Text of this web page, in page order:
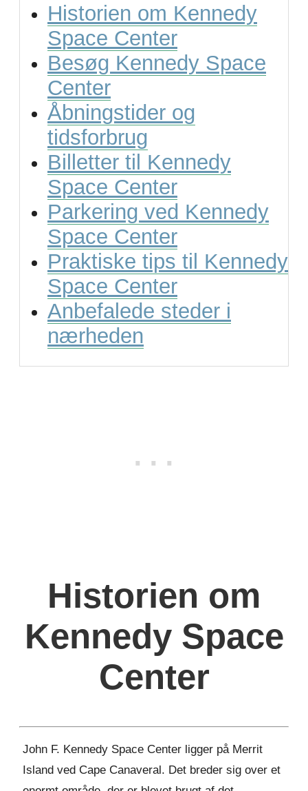
Historien om Kennedy
Space Center
Besøg Kennedy Space
Center
Åbningstider og
tidsforbrug
Billetter til Kennedy
Space Center
Parkering ved Kennedy
Space Center
Praktiske tips til Kennedy
Space Center
Anbefalede steder i
nærheden
Historien om
Kennedy Space
Center
John F. Kennedy Space Center ligger på Merrit
Island ved Cape Canaveral. Det breder sig over et